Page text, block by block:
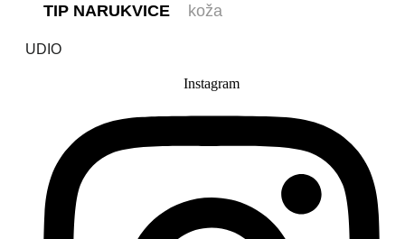
TIP NARUKVICE
koža
UDIO
Instagram